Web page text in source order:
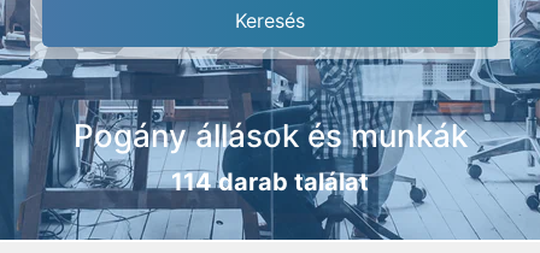
Pogány állások és munkák
114 darab találat